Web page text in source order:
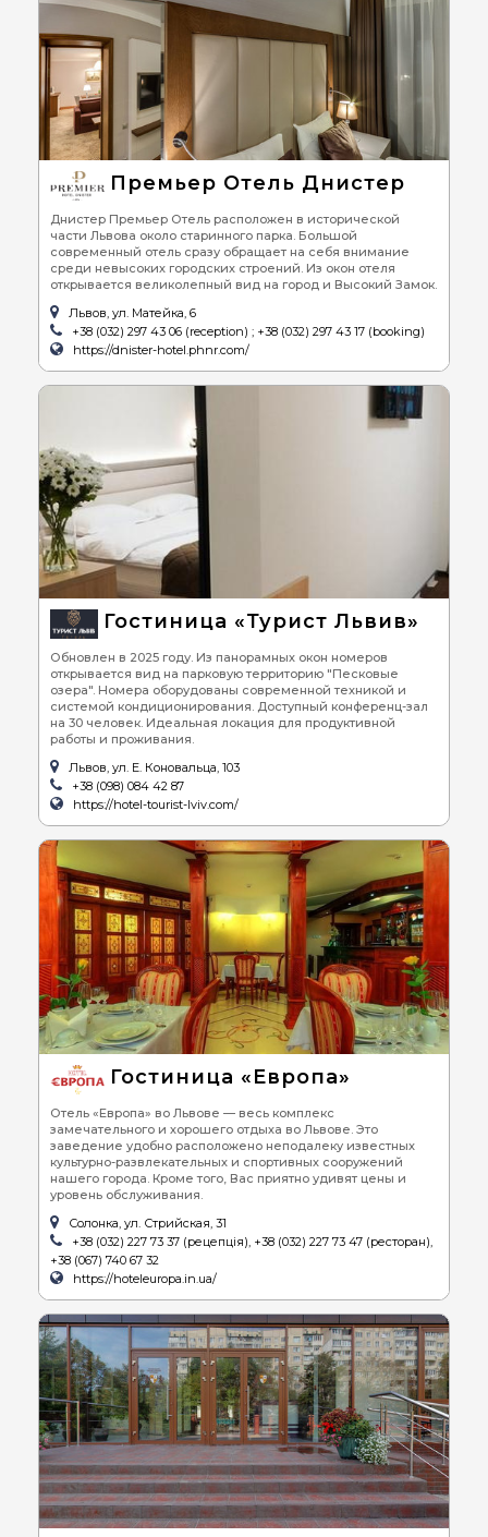
Премьер Отель Днистер
Днистер Премьер Отель расположен в исторической
части Львова около старинного парка. Большой
современный отель сразу обращает на себя внимание
среди невысоких городских строений. Из окон отеля
открывается великолепный вид на город и Высокий Замок.
Львов, ул. Матейка, 6
+38 (032) 297 43 06 (reception) ; +38 (032) 297 43 17 (booking)
https://dnister-hotel.phnr.com/
Гостиница «Турист Львив»
Обновлен в 2025 году. Из панорамных окон номеров
открывается вид на парковую территорию "Песковые
озера". Номера оборудованы современной техникой и
системой кондиционирования. Доступный конференц-зал
на 30 человек. Идеальная локация для продуктивной
работы и проживания.
Львов, ул. Е. Коновальца, 103
+38 (098) 084 42 87
https://hotel-tourist-lviv.com/
Гостиница «Европа»
Отель «Европа» во Львове — весь комплекс
замечательного и хорошего отдыха во Львове. Это
заведение удобно расположено неподалеку известных
культурно-развлекательных и спортивных сооружений
нашего города. Кроме того, Вас приятно удивят цены и
уровень обслуживания.
Солонка, ул. Стрийская, 31
+38 (032) 227 73 37 (рецепція), +38 (032) 227 73 47 (ресторан),
+38 (067) 740 67 32
https://hoteleuropa.in.ua/